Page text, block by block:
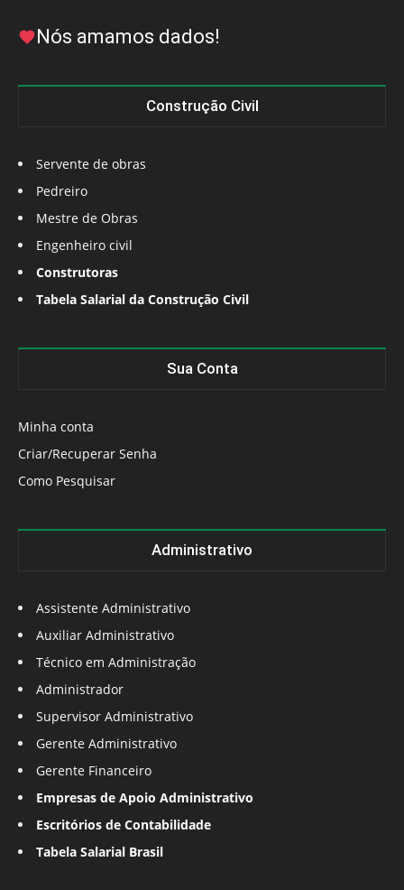
Nós amamos dados!
Construção Civil
Servente de obras
Pedreiro
Mestre de Obras
Engenheiro civil
Construtoras
Tabela Salarial da Construção Civil
Sua Conta
Minha conta
Criar/Recuperar Senha
Como Pesquisar
Administrativo
Assistente Administrativo
Auxiliar Administrativo
Técnico em Administração
Administrador
Supervisor Administrativo
Gerente Administrativo
Gerente Financeiro
Empresas de Apoio Administrativo
Escritórios de Contabilidade
Tabela Salarial Brasil